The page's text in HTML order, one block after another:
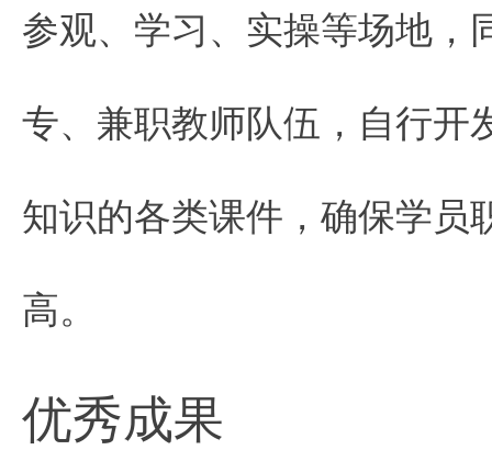
参观、学习、实操等场地，
专、兼职教师队伍，自行开
知识的各类课件，确保学员
高。
优秀成果